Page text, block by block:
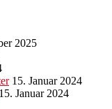
2025
15. Januar 2024
15. Januar 2024